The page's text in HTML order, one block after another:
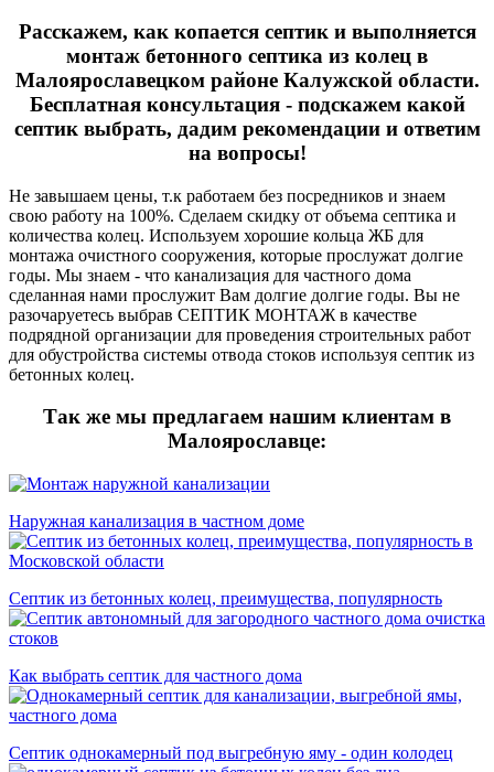
Расскажем, как копается септик и выполняется
монтаж бетонного септика из колец в
Малоярославецком районе Калужской области.
Бесплатная консультация - подскажем какой
септик выбрать, дадим рекомендации и ответим
на вопросы!
Не завышаем цены, т.к работаем без посредников и знаем
свою работу на 100%. Сделаем скидку от объема септика и
количества колец. Используем хорошие кольца ЖБ для
монтажа очистного сооружения, которые прослужат долгие
годы. Мы знаем - что канализация для частного дома
сделанная нами прослужит Вам долгие долгие годы. Вы не
разочаруетесь выбрав СЕПТИК МОНТАЖ в качестве
подрядной организации для проведения строительных работ
для обустройства системы отвода стоков используя септик из
бетонных колец.
Так же мы предлагаем нашим клиентам в
Малоярославце:
Наружная канализация в частном доме
Септик из бетонных колец, преимущества, популярность
Как выбрать септик для частного дома
Септик однокамерный под выгребную яму - один колодец